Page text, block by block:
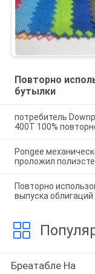
Повторно
бутылки
потребитель
400T 100%
Pongee
проложил
Повторно
выпуска
Бреатабле На